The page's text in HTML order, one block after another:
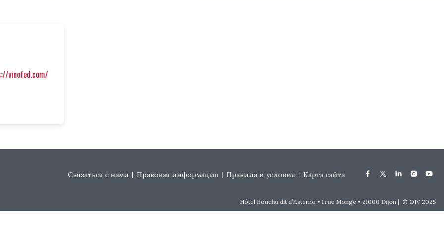
vinofed.com/
Footer menu
Связаться с нами Правовая информация Правила и условия Карта сайта
Hôtel Bouchu dit d’Esterno • 1 rue Monge • 21000 Dijon | © OIV 2025